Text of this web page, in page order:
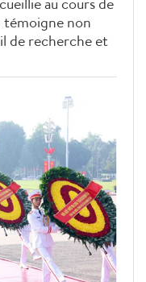
témoigne non
de recherche et
d'honorer les
et la